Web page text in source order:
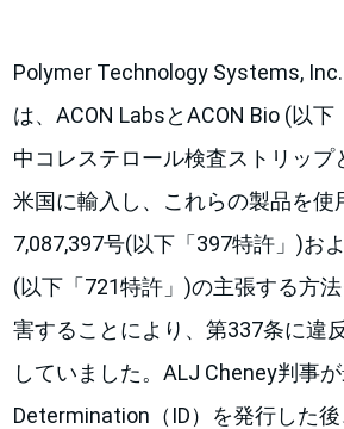
Polymer Technology Systems,
は、ACON LabsとACON Bio (以
中コレステロール検査ストリップ
米国に輸入し、これらの製品を使
7,087,397号(以下「397特許」)お
(以下「721特許」)の主張する方
害することにより、第337条に違
していました。ALJ Cheney判事
Determination（ID）を発行した